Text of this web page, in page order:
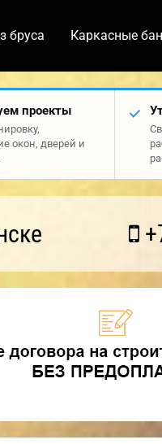
бруса Каркасные
проекты
окон, дверей и